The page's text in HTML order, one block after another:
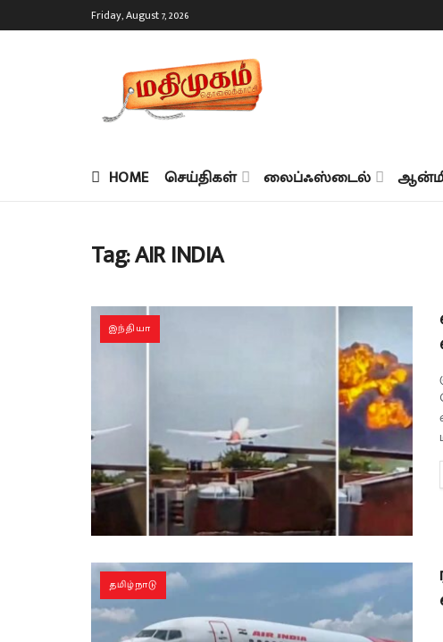
Friday, August 7, 2026
HOME செய்திகள் லைப்ஃஸ்டைல்
Tag:AIR INDIA
இந்தியா
தமிழ்நாடு